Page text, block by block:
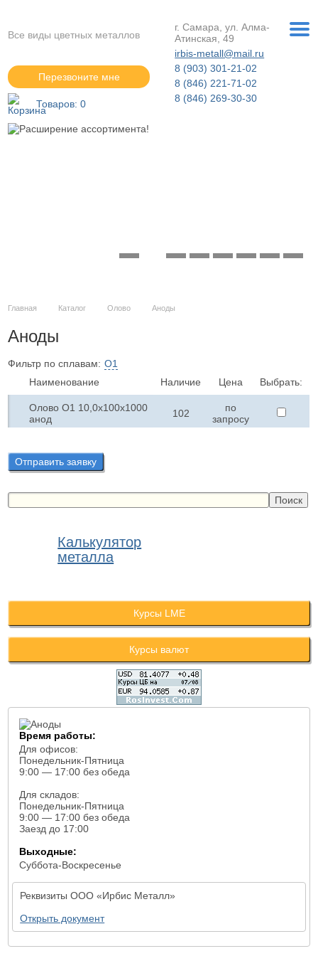
Все виды цветных металлов
г. Самара, ул. Алма-
Атинская, 49
irbis-metall@mail.ru
8 (903) 301-21-02
8 (846) 221-71-02
8 (846) 269-30-30
Перезвоните мне
Товаров:0
Калькулятор
металла
Курсы LME
Курсы валют
Время работы:
Для офисов:
Понедельник-Пятница
9:00 — 17:00 без обеда
Для складов:
Понедельник-Пятница
9:00 — 17:00 без обеда
Заезд до 17:00
Выходные:
Суббота-Воскресенье
Реквизиты ООО «Ирбис Металл»
Открыть документ
Главная Каталог Олово Аноды
Аноды
Фильтр по сплавам: О1
Наименование
Наличие Цена Выбрать:
Олово О1 10,0х100х1000
анод
102
по
запросу
Отправить заявку